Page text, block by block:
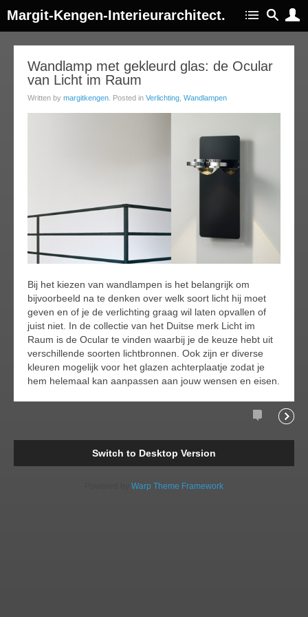
Margit-Kengen-Interieurarchitect.
Wandlamp met gekleurd glas: de Ocular
van Licht im Raum
Written by margitkengen . Posted in Verlichting Wandlampen
Bij het kiezen van wandlampen is het belangrijk om
bijvoorbeeld na te denken over welk soort licht hij moet
geven en of je de verlichting graag wil laten opvallen of
juist niet. In de collectie van het Duitse merk Licht im
Raum is de Ocular te vinden waarbij je de keuze hebt uit
verschillende soorten lichtbronnen. Ook zijn er diverse
kleuren mogelijk voor het glazen achterplaatje zodat je
hem helemaal kan aanpassen aan jouw wensen en eisen.
Comments
Switch to Desktop Version
Warp Theme Framework